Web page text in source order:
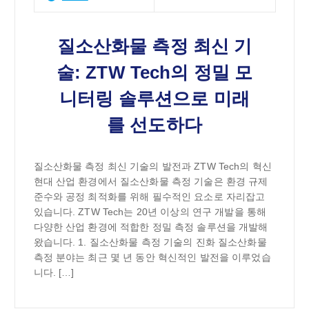
질소산화물 측정 최신 기
술: ZTW Tech의 정밀 모
니터링 솔루션으로 미래
를 선도하다
질소산화물 측정 최신 기술의 발전과 ZTW Tech의 혁신
현대 산업 환경에서 질소산화물 측정 기술은 환경 규제
준수와 공정 최적화를 위해 필수적인 요소로 자리잡고
있습니다. ZTW Tech는 20년 이상의 연구 개발을 통해
다양한 산업 환경에 적합한 정밀 측정 솔루션을 개발해
왔습니다. 1. 질소산화물 측정 기술의 진화 질소산화물
측정 분야는 최근 몇 년 동안 혁신적인 발전을 이루었습
니다. […]